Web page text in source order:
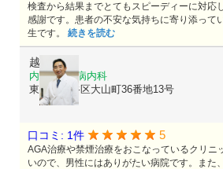
検査から結果までとてもスピーディーに対応
感謝です。患者の不安な気持ちに寄り添って
生です。 続きを読む
越川医院
内科, 糖尿病内科
東京都渋谷区大山町36番地13号
口コミ: 1件 5
AGA治療や禁煙治療をおこなっているクリニ
いので、男性にはありがたい病院です。また